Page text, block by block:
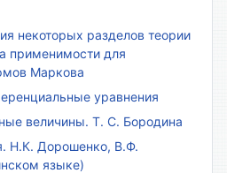
некоторых разделов теории
применимости для
Маркова
уравнения
величины. Т. С. Бородина
Н.К. Дорошенко, В.Ф.
языке)